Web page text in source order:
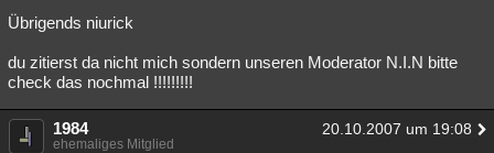
Übrigends niurick
du zitierst da nicht mich sondern unseren Moderator N.I.N bitte
check das nochmal !!!!!!!!!
1984 20.10.2007 um 19:08
ehemaliges Mitglied